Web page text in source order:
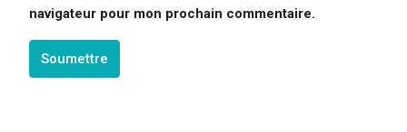
navigateur pour mon prochain commentaire.
Soumettre